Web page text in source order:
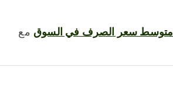
متوسط ​​سعر الصرف في السوق مع